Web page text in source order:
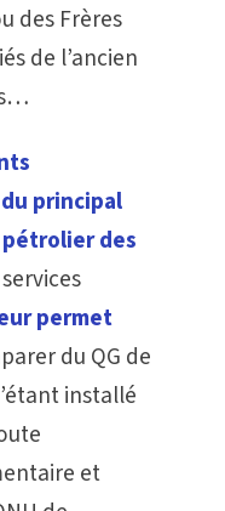
des Frères
de l’ancien
principal
des
permet
du QG de
installé
et